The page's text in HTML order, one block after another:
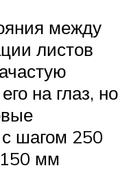
между
листов
на глаз, но
с шагом 250
мм